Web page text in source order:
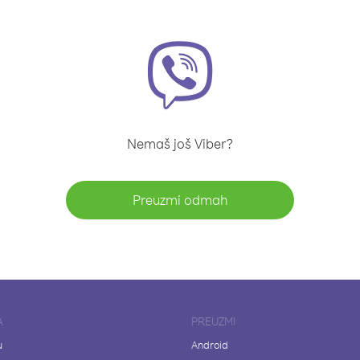
Nemaš još Viber?
Preuzmi odmah
PREUZMI
Android